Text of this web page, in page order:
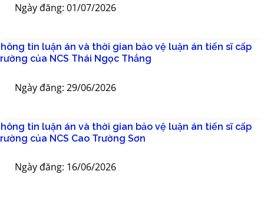
Ngày đăng: 01/07/2026
tin luận án và thời gian bảo vệ luận án tiến sĩ cấp
của NCS Thái Ngọc Thắng
Ngày đăng: 29/06/2026
tin luận án và thời gian bảo vệ luận án tiến sĩ cấp
của NCS Cao Trường Sơn
Ngày đăng: 16/06/2026